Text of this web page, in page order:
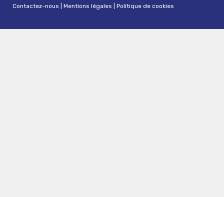
Contactez-nous |Mentions légales |Politique de cookies